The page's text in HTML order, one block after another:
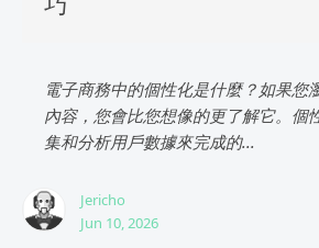
電子商務中的個性化是什麼？如果您
內容，您會比您想像的更了解它。個
集和分析用戶數據來完成的...
Jericho
Jun 10, 2026